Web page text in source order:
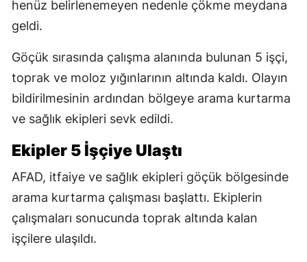
henüz belirlenemeyen nedenle çökme meydana
geldi.
Göçük sırasında çalışma alanında bulunan 5 işçi,
toprak ve moloz yığınlarının altında kaldı. Olayın
bildirilmesinin ardından bölgeye arama kurtarma
ve sağlık ekipleri sevk edildi.
Ekipler 5 İşçiye Ulaştı
AFAD, itfaiye ve sağlık ekipleri göçük bölgesinde
arama kurtarma çalışması başlattı. Ekiplerin
çalışmaları sonucunda toprak altında kalan
işçilere ulaşıldı.